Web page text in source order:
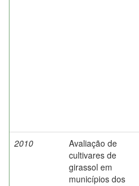
2010
Avaliação de
cultivares de
girassol em
municípios dos